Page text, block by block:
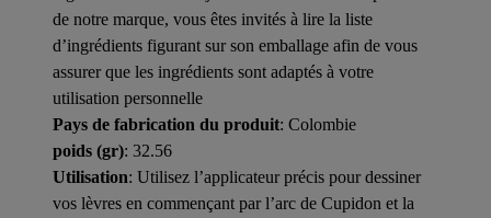
de notre marque, vous êtes invités à lire la liste
d’ingrédients figurant sur son emballage afin de vous
assurer que les ingrédients sont adaptés à votre
utilisation personnelle
Pays de fabrication du produit: Colombie
poids (gr): 32.56
Utilisation: Utilisez l’applicateur précis pour dessiner
vos lèvres en commençant par l’arc de Cupidon et la